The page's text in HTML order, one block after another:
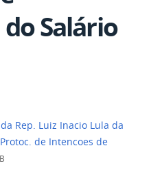
Salário
Rep. Luiz Inacio Lula da
de Intencoes de